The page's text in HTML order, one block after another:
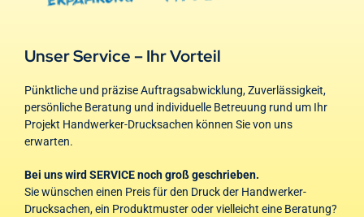
Unser Service – Ihr Vorteil
Pünktliche und präzise Auftragsabwicklung, Zuverlässigkeit,
persönliche Beratung und individuelle Betreuung rund um Ihr
Projekt Handwerker-Drucksachen können Sie von uns
erwarten.
Bei uns wird SERVICE noch groß geschrieben.
Sie wünschen einen Preis für den Druck der Handwerker-
Drucksachen, ein Produktmuster oder vielleicht eine Beratung?